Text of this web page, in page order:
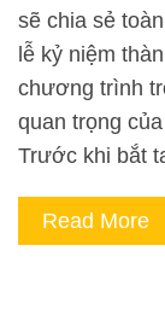
sẽ chia sẻ
lễ kỷ niệm
chương trình
quan trọng
Trước khi bắt
Read More